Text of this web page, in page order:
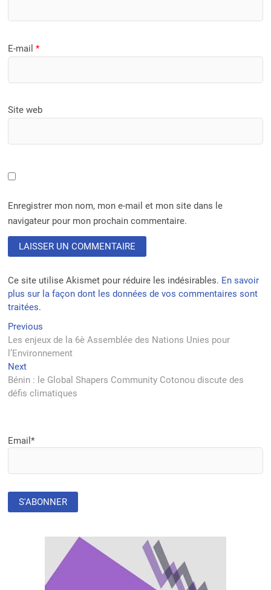
E-mail*
Site web
Enregistrer mon nom, mon e-mail et mon site dans le
navigateur pour mon prochain commentaire.
Ce site utilise Akismet pour réduire les indésirables. En savoir
plus sur la façon dont les données de vos commentaires sont
traitées.
Navigation
de
l’article
Previous
post:
Les enjeux de la 6è Assemblée des Nations Unies pour
l’Environnement
NextNext
post:
Bénin : le Global Shapers Community Cotonou discute des
défis climatiques
Email*